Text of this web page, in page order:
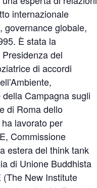
internazionale
governance globale,
È stata la
del
di accordi
Campagna sugli
di Roma dello
lavorato per
Commissione
estera del think tank
di Unione Buddhista
New Institute